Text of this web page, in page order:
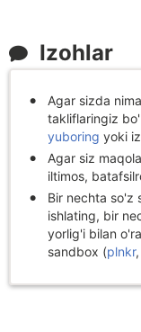
Izohlar
Agar sizda
takliflaringiz
yuboring yoki
Agar siz
iltimos,
Bir nechta so'z
ishlating, bir
yorlig'i bilan
sandbox (plnkr,